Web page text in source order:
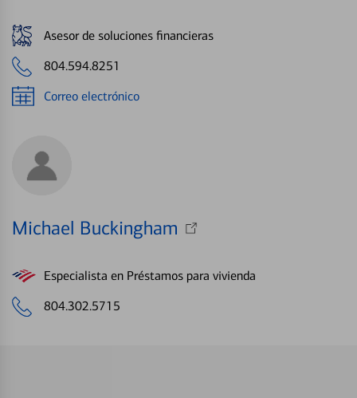
Asesor de soluciones financieras
804.594.8251
Correo electrónico
Michael Buckingham
Especialista en Préstamos para vivienda
804.302.5715